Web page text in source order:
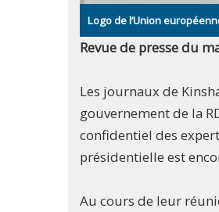
Logo de l’Union
Revue de presse du
Les journaux de
gouvernement de la
confidentiel des
présidentielle est
Au cours de leur